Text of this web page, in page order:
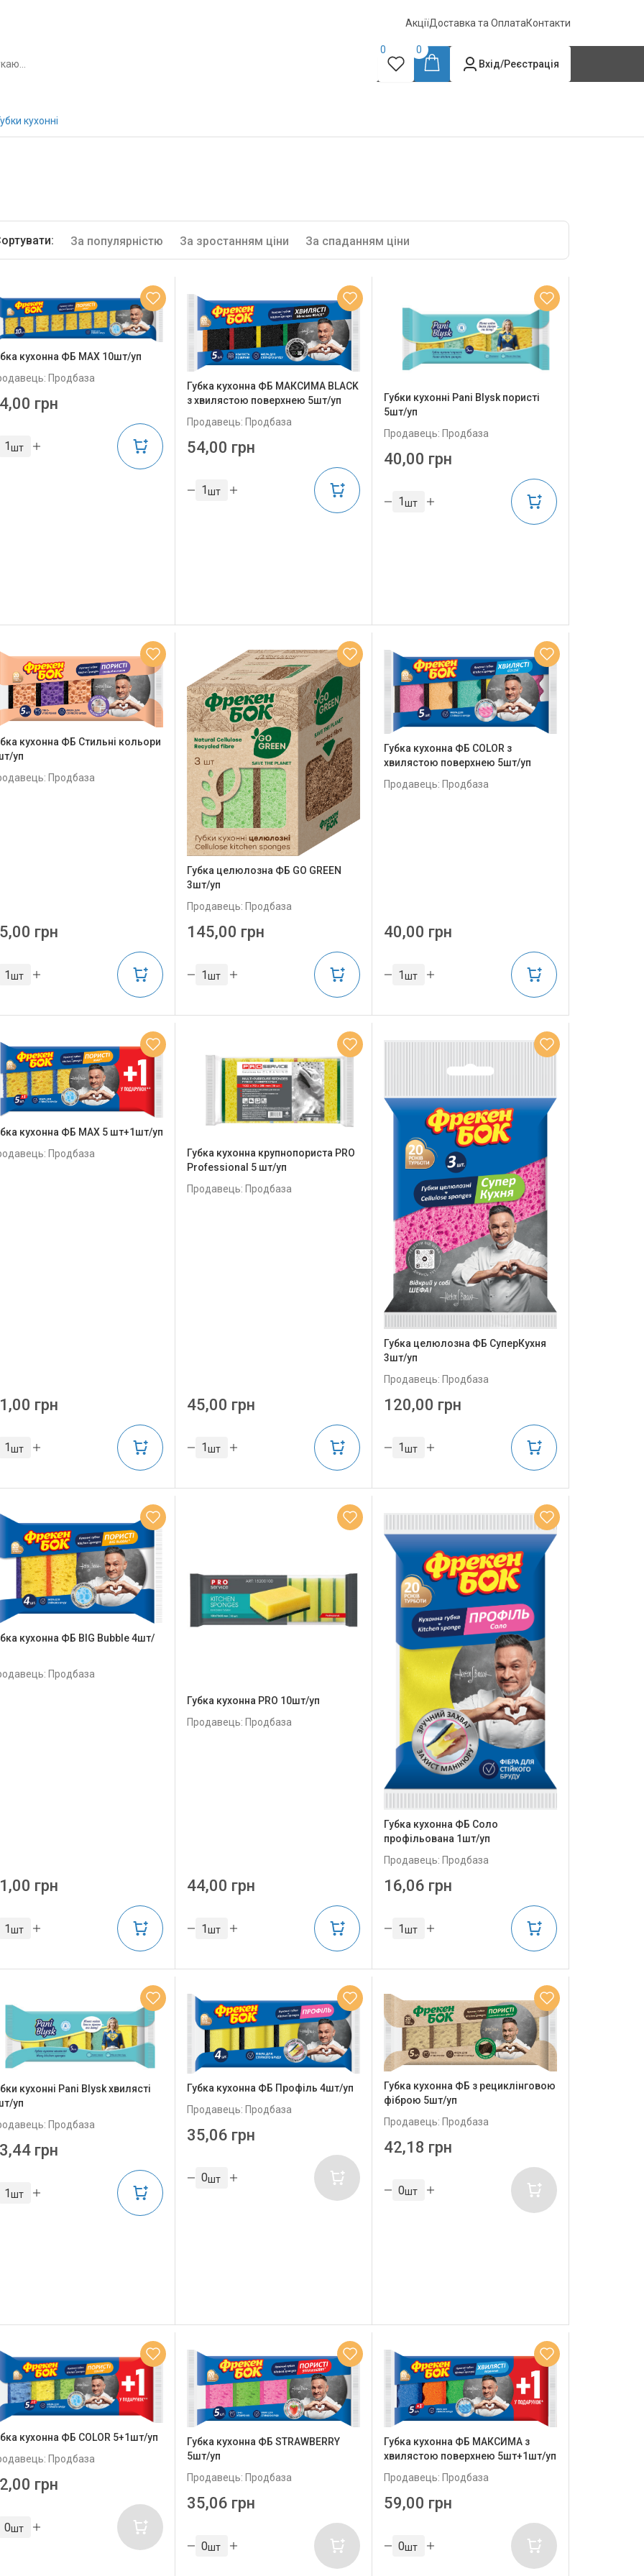
АкціїДоставка та ОплатаКонтакти
0
0
Вхід/Реєстрація
кухонні
За популярністю За зростанням ціни За спаданням ціни
кухонна ФБ MAX 10шт/уп
Продбаза
грн
шт
Губка кухонна ФБ МАКСИМА BLACK
з хвилястою поверхнею 5шт/уп
Продавець: Продбаза
54,00 грн
шт
Губки кухонні Pani Blysk пористі
5шт/уп
Продавець: Продбаза
40,00 грн
шт
кухонна ФБ Стильні кольори
уп
Продбаза
грн
шт
Губка целюлозна ФБ GO GREEN
3шт/уп
Продавець: Продбаза
145,00 грн
шт
Губка кухонна ФБ COLOR з
хвилястою поверхнею 5шт/уп
Продавець: Продбаза
40,00 грн
шт
кухонна ФБ MAX 5 шт+1шт/уп
Продбаза
грн
шт
Губка кухонна крупнопориста PRO
Professional 5 шт/уп
Продавець: Продбаза
45,00 грн
шт
Губка целюлозна ФБ СуперКухня
3шт/уп
Продавець: Продбаза
120,00 грн
шт
кухонна ФБ BIG Bubble 4шт/
Продбаза
грн
шт
Губка кухонна PRO 10шт/уп
Продавець: Продбаза
44,00 грн
шт
Губка кухонна ФБ Соло
профільована 1шт/уп
Продавець: Продбаза
16,06 грн
шт
кухонні Pani Blysk хвилясті
уп
Продбаза
грн
шт
Губка кухонна ФБ Профіль 4шт/уп
Продавець: Продбаза
35,06 грн
шт
Губка кухонна ФБ з рециклінговою
фіброю 5шт/уп
Продавець: Продбаза
42,18 грн
шт
кухонна ФБ COLOR 5+1шт/уп
Продбаза
грн
шт
Губка кухонна ФБ STRAWBERRY
5шт/уп
Продавець: Продбаза
35,06 грн
шт
Губка кухонна ФБ МАКСИМА з
хвилястою поверхнею 5шт+1шт/уп
Продавець: Продбаза
59,00 грн
шт